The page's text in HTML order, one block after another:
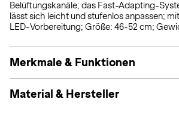
Belüftungskanäle; das Fast-Adapting-
lässt sich leicht und stufenlos anpassen;
LED-Vorbereitung; Größe: 46-52 cm;
Merkmale & Funktionen
Material & Hersteller